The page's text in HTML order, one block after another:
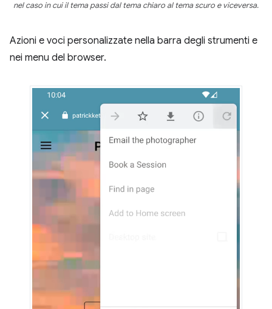
nel caso in cui il tema passi dal tema chiaro al tema scuro e viceversa.
Azioni e voci personalizzate nella barra degli strumenti e
nei menu del browser.